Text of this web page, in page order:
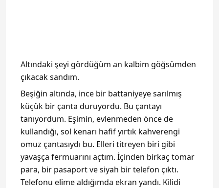
Altındaki şeyi gördüğüm an kalbim göğsümden
çıkacak sandım.
Beşiğin altında, ince bir battaniyeye sarılmış
küçük bir çanta duruyordu. Bu çantayı
tanıyordum. Eşimin, evlenmeden önce de
kullandığı, sol kenarı hafif yırtık kahverengi
omuz çantasıydı bu. Elleri titreyen biri gibi
yavaşça fermuarını açtım. İçinden birkaç tomar
para, bir pasaport ve siyah bir telefon çıktı.
Telefonu elime aldığımda ekran yandı. Kilidi